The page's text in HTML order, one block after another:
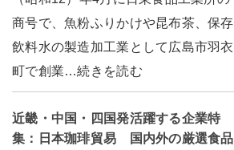
商号で、魚粉ふりかけや昆布茶、保存
飲料水の製造加工業として広島市羽衣
町で創業…続きを読む
近畿・中国・四国発活躍する企業特
集：日本珈琲貿易 国内外の厳選食品